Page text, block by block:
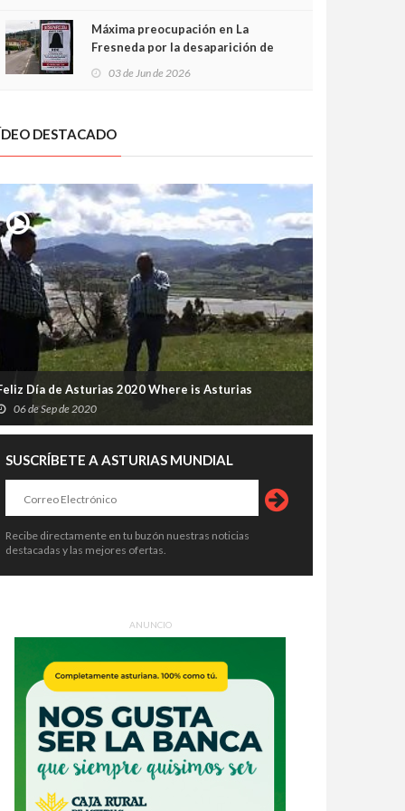
Máxima preocupación en La
Fresneda por la desaparición de
03 de Jun de 2026
DESTACADO
Día de Asturias 2020 Where is Asturias
06 de Sep de 2020
SUSCRÍBETE A ASTURIAS MUNDIAL
Recibe directamente en tu buzón nuestras noticias
destacadas y las mejores ofertas.
ANUNCIO